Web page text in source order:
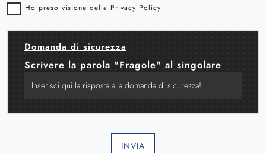
Ho preso visione della Privacy Policy
Domanda di sicurezza
Scrivere la parola "Fragole" al singolare
INVIA